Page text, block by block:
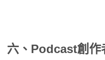
六、Podcast創作